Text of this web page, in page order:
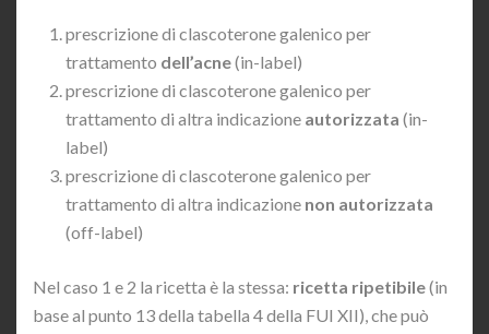
prescrizione di clascoterone galenico per
trattamento dell’acne(in-label)
prescrizione di clascoterone galenico per
trattamento di altra indicazione autorizzata (in-
label)
prescrizione di clascoterone galenico per
trattamento di altra indicazione non autorizzata
(off-label)
Nel caso 1 e 2 la ricetta è la stessa: ricetta ripetibile(in
base al punto 13 della tabella 4 della FUI XII), che può